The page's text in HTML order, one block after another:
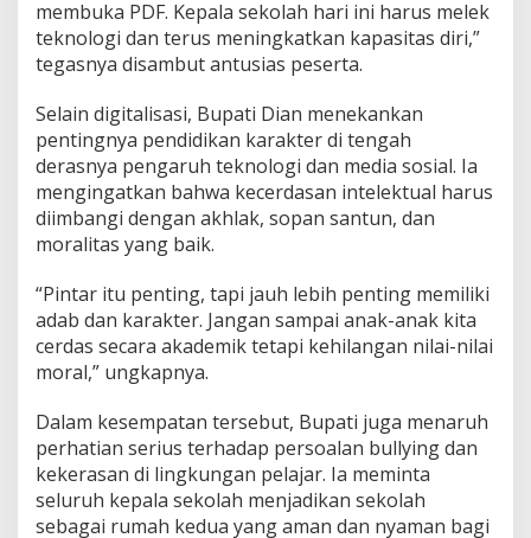
membuka PDF. Kepala sekolah hari ini harus melek
teknologi dan terus meningkatkan kapasitas diri,”
tegasnya disambut antusias peserta.
Selain digitalisasi, Bupati Dian menekankan
pentingnya pendidikan karakter di tengah
derasnya pengaruh teknologi dan media sosial. Ia
mengingatkan bahwa kecerdasan intelektual harus
diimbangi dengan akhlak, sopan santun, dan
moralitas yang baik.
“Pintar itu penting, tapi jauh lebih penting memiliki
adab dan karakter. Jangan sampai anak-anak kita
cerdas secara akademik tetapi kehilangan nilai-nilai
moral,” ungkapnya.
Dalam kesempatan tersebut, Bupati juga menaruh
perhatian serius terhadap persoalan bullying dan
kekerasan di lingkungan pelajar. Ia meminta
seluruh kepala sekolah menjadikan sekolah
sebagai rumah kedua yang aman dan nyaman bagi